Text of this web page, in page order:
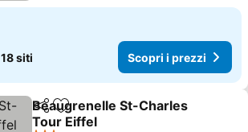
18 siti Scopri i prezzi
CondividiAggiungi ai preferiti
Beaugrenelle St-Charles
Tour Eiffel